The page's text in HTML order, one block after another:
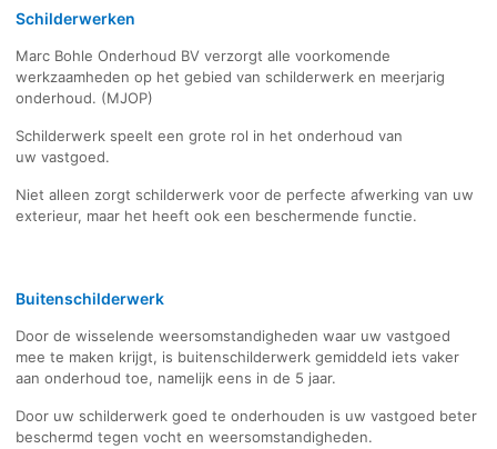
Schilderwerken
Marc Bohle Onderhoud BV verzorgt alle voorkomende
werkzaamheden op het gebied van schilderwerk en meerjarig
onderhoud. (MJOP)
Schilderwerk speelt een grote rol in het onderhoud van
uw vastgoed.
Niet alleen zorgt schilderwerk voor de perfecte afwerking van uw
exterieur, maar het heeft ook een beschermende functie.
Buitenschilderwerk
Door de wisselende weersomstandigheden waar uw vastgoed
mee te maken krijgt, is buitenschilderwerk gemiddeld iets vaker
aan onderhoud toe, namelijk eens in de 5 jaar.
Door uw schilderwerk goed te onderhouden is uw vastgoed beter
beschermd tegen vocht en weersomstandigheden.